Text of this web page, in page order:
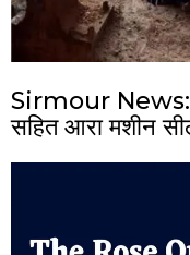
Sirmour News:
सहित आरा मशीन